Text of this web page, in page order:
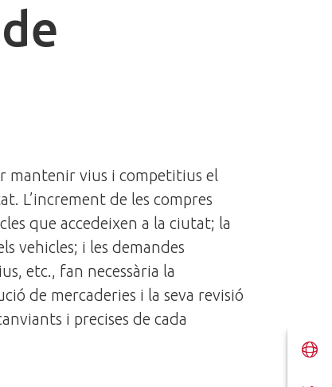
mantenir vius i competitius el
L’increment de les compres
que accedeixen a la ciutat; la
vehicles; i les demandes
etc., fan necessària la
de mercaderies i la seva revisió
i precises de cada